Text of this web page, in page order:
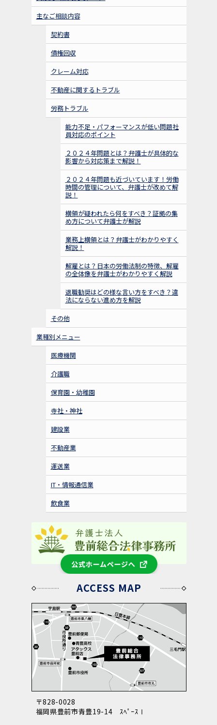
主なご相談内容
契約書
債権回収
クレーム対応
不動産に関するトラブル
労務トラブル
能力不足・パフォーマンスが低い問題社
員対応のポイント
２０２４年問題とは？弁護士が具体的な
影響から対応策まで解説！
２０２４年問題も近づいています！労働
時間の管理について、弁護士が改めて解
説！
横領が疑われたら何をすべき？証拠の集
め方について弁護士が解説
業務上横領とは？弁護士がわかりやすく
解説！
解雇とは？日本の労働法制の特徴、解雇
の全体像を弁護士がわかりやすく解説
退職勧奨はどの様な言い方をすべき？違
法にならない進め方を解説
その他
業種別メニュー
医療機関
介護職
保育園・幼稚園
寺社・神社
建設業
不動産業
運送業
IT・情報通信業
飲食業
公式ホームページへ
ACCESS MAP
〒828-0028
福岡県豊前市青豊19-14 ｽﾍﾟｰｽⅠ